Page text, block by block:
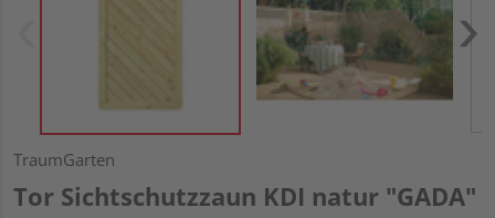
TraumGarten
Tor Sichtschutzzaun KDI natur "GADA"